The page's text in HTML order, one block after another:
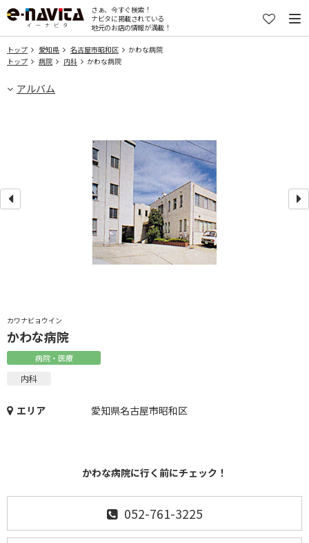
さぁ、今すぐ検索！
ナビタに掲載されている
地元のお店の情報が満載！
トップ 愛知県 名古屋市昭和区
かわな病院
トップ
病院 内科 かわな病院
アルバム
カワナビョウイン
かわな病院
病院・医療
内科
エリア 愛知県名古屋市昭和区
かわな病院に行く前にチェック！
052-761-3225